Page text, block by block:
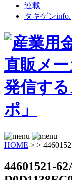
連載
タキゲンinfo.
HOME > >
44601521-